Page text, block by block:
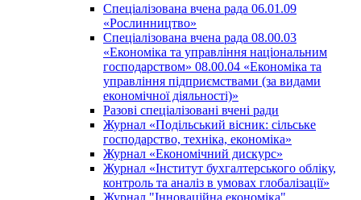
Спеціалізована вчена рада 06.01.09
«Рослинництво»
Спеціалізована вчена рада 08.00.03
«Економіка та управління національним
господарством» 08.00.04 «Економіка та
управління підприємствами (за видами
економічної діяльності)»
Разові спеціалізовані вчені ради
Журнал «Подільський вісник: сільське
господарство, техніка, економіка»
Журнал «Економічний дискурс»
Журнал «Інститут бухгалтерського обліку,
контроль та аналіз в умовах глобалізації»
Журнал "Інноваційна економіка"